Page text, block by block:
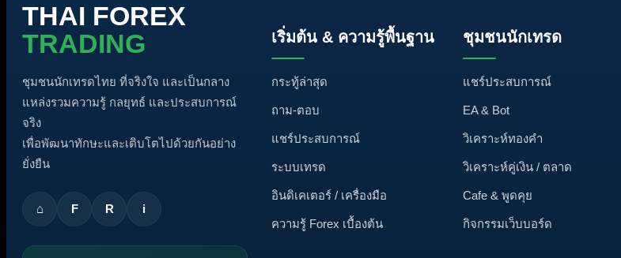
THAI FOREX
TRADING
ชุมชนนักเทรดไทย ที่จริงใจ และเป็นกลาง
แหล่งรวมความรู้ กลยุทธ์ และประสบการณ์
จริง
เพื่อพัฒนาทักษะและเติบโตไปด้วยกันอย่าง
ยั่งยืน
⌂ F R i
เริ่มต้น & ความรู้พื้นฐาน
กระทู้ล่าสุด
ถาม-ตอบ
แชร์ประสบการณ์
ระบบเทรด
อินดิเคเตอร์ / เครื่องมือ
ความรู้ Forex เบื้องต้น
ชุมชนนักเทรด
แชร์ประสบการณ์
EA & Bot
วิเคราะห์ทองคำ
วิเคราะห์คู่เงิน / ตลาด
Cafe & พูดคุย
กิจกรรมเว็บบอร์ด